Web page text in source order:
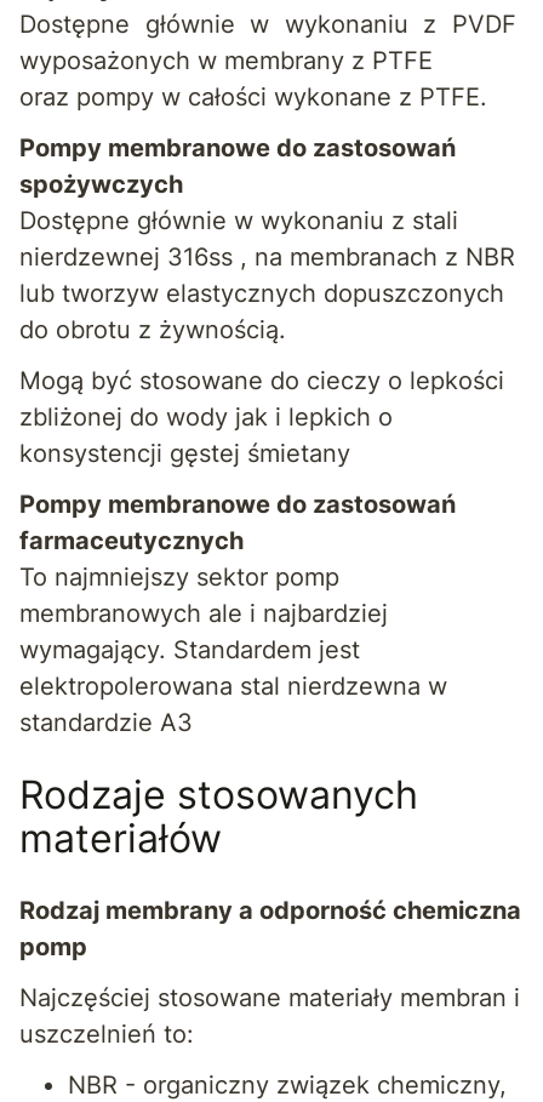
Dostępne głównie w wykonaniu z PVDF
wyposażonych w membrany z PTFE
oraz pompy w całości wykonane z PTFE.
Pompy membranowe do zastosowań
spożywczych
Dostępne głównie w wykonaniu z stali
nierdzewnej 316ss , na membranach z NBR
lub tworzyw elastycznych dopuszczonych
do obrotu z żywnością.
Mogą być stosowane do cieczy o lepkości
zbliżonej do wody jak i lepkich o
konsystencji gęstej śmietany
Pompy membranowe do zastosowań
farmaceutycznych
To najmniejszy sektor pomp
membranowych ale i najbardziej
wymagający. Standardem jest
elektropolerowana stal nierdzewna w
standardzie A3
Rodzaje stosowanych
materiałów
Rodzaj membrany a odporność chemiczna
pomp
Najczęściej stosowane materiały membran i
uszczelnień to:
NBR - organiczny związek chemiczny,